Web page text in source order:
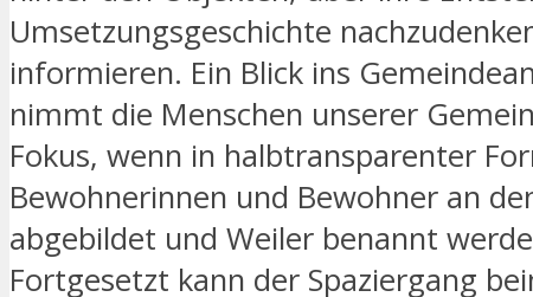
Umsetzungsgeschichte
informieren. Ein Blick ins
nimmt die Menschen unserer
Fokus, wenn in halbtransparenter
Bewohnerinnen und Bewohner an
abgebildet und Weiler benannt
Fortgesetzt kann der Spaziergang